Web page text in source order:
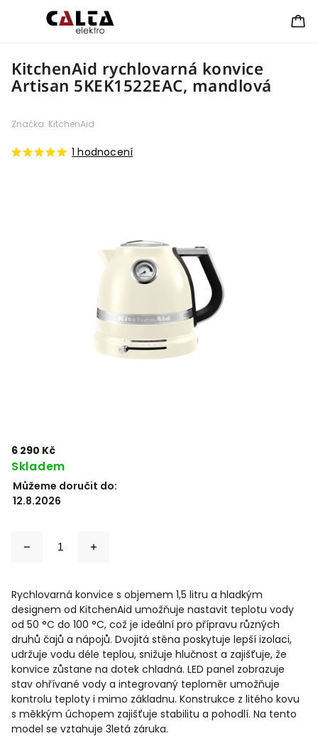
KitchenAid rychlovarná konvice
Artisan 5KEK1522EAC, mandlová
1 hodnocení
Značka: KitchenAid
6 290 Kč
Skladem
Můžeme doručit do:
12.8.2026
Rychlovarná konvice s objemem 1,5 litru a hladkým
designem od KitchenAid umožňuje nastavit teplotu vody
od 50 °C do 100 °C, což je ideální pro přípravu různých
druhů čajů a nápojů. Dvojitá stěna poskytuje lepší izolaci,
udržuje vodu déle teplou, snižuje hlučnost a zajišťuje, že
konvice zůstane na dotek chladná. LED panel zobrazuje
stav ohřívané vody a integrovaný teploměr umožňuje
kontrolu teploty i mimo základnu. Konstrukce z litého kovu
s měkkým úchopem zajišťuje stabilitu a pohodlí. Na tento
model se vztahuje 3letá záruka.